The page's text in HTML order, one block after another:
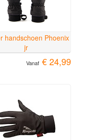
handschoen Phoenix
jr
Vanaf € 24,99